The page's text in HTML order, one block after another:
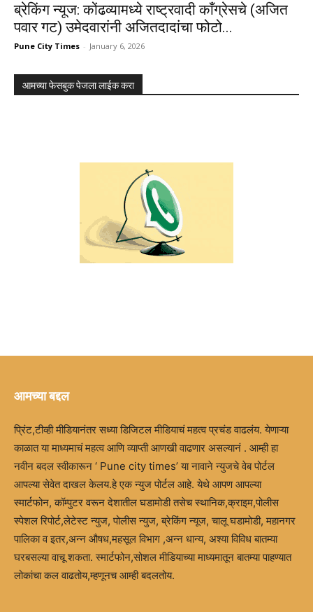
ब्रेकिंग न्यूज: कोंढव्यामध्ये राष्ट्रवादी काँग्रेसचे (अजित
पवार गट) उमेदवारांनी अजितदादांचा फोटो...
Pune City Times - January 6, 2026
आमच्या फेसबुक पेजला लाईक करा
आमच्या बद्दल
प्रिंट,टीव्ही मीडियानंतर सध्या डिजिटल मीडियाचं महत्व प्रचंड वाढलंय. येणाऱ्या
काळात या माध्यमाचं महत्व आणि व्याप्ती आणखी वाढणार असल्यानं . आम्ही हा
नवीन बदल स्वीकारून ‘ Pune city times’ या नावाने न्युजचे वेब पोर्टल
आपल्या सेवेत दाखल केलय.हे एक न्युज पोर्टल आहे. येथे आपण आपल्या
स्मार्टफोन, कॉम्पुटर वरून देशातील घडामोडी तसेच स्थानिक,क्राइम,पोलीस
स्पेशल रिपोर्ट,लेटेस्ट न्युज, पोलीस न्युज, ब्रेकिंग न्यूज, चालू घडामोडी, महानगर
पालिका व इतर,अन्न औषध,महसूल विभाग ,अन्न धान्य, अश्या विविध बातम्या
घरबसल्या वाचू शकता. स्मार्टफोन,सोशल मीडियाच्या माध्यमातून बातम्या पाहण्यात
लोकांचा कल वाढतोय,म्हणूनच आम्ही बदलतोय.